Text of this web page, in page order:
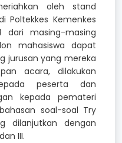
oleh stand
Poltekkes Kemenkes
dari masing-masing
mahasiswa dapat
jurusan yang mereka
acara, dilakukan
peserta dan
kepada pemateri
soal-soal Try
dilanjutkan dengan
III.